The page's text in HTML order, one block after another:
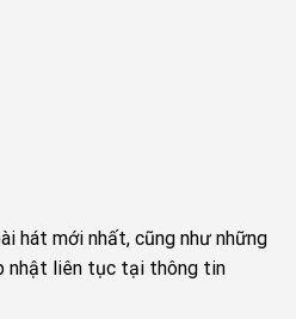
hát mới nhất, cũng như những
nhật liên tục tại thông tin